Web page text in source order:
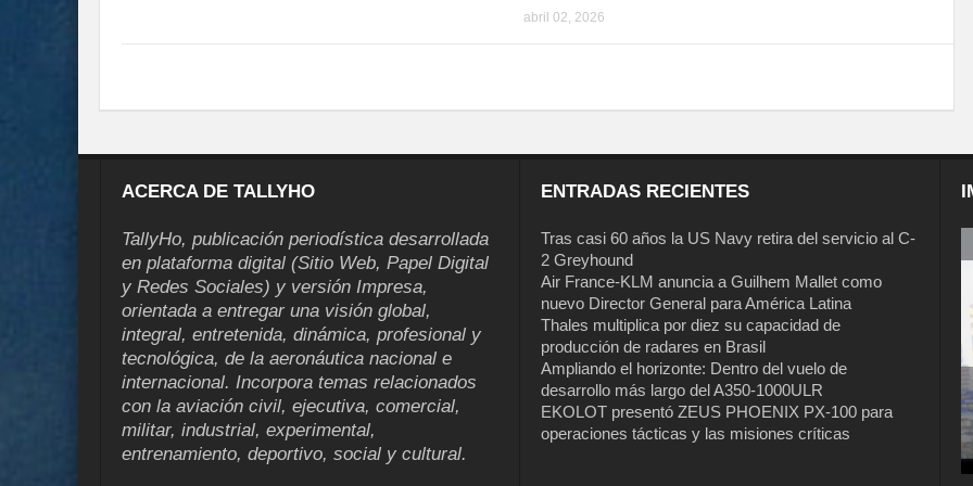
abril 02, 2026
ACERCA DE TALLYHO
TallyHo, publicación periodística desarrollada
en plataforma digital (Sitio Web, Papel Digital
y Redes Sociales) y versión Impresa,
orientada a entregar una visión global,
integral, entretenida, dinámica, profesional y
tecnológica, de la aeronáutica nacional e
internacional. Incorpora temas relacionados
con la aviación civil, ejecutiva, comercial,
militar, industrial, experimental,
entrenamiento, deportivo, social y cultural.
ENTRADAS RECIENTES
Tras casi 60 años la US Navy retira del servicio al C-
2 Greyhound
Air France-KLM anuncia a Guilhem Mallet como
nuevo Director General para América Latina
Thales multiplica por diez su capacidad de
producción de radares en Brasil
Ampliando el horizonte: Dentro del vuelo de
desarrollo más largo del A350-1000ULR
EKOLOT presentó ZEUS PHOENIX PX-100 para
operaciones tácticas y las misiones críticas
Tras casi 60 años la US Navy retira del
servicio al C-2 Greyhound